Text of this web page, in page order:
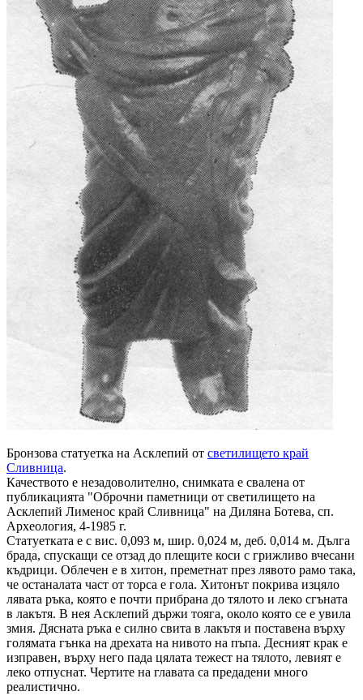
Бронзова статуетка на Асклепий от светилището край
Сливница.
Качеството е незадоволително, снимката е свалена от
публикацията "Оброчни паметници от светилището на
Асклепий Лименос край Сливница" на Диляна Ботева, сп.
Археология, 4-1985 г.
Статуетката е с вис. 0,093 м, шир. 0,024 м, деб. 0,014 м. Дълга
брада, спускащи се отзад до плещите коси с грижливо вчесани
къдрици. Облечен е в хитон, преметнат през лявото рамо така,
че останалата част от торса е гола. Хитонът покрива изцяло
лявата ръка, която е почти прибрана до тялото и леко сгъната
в лакътя. В нея Асклепий държи тояга, около която се е увила
змия. Дясната ръка е силно свита в лакътя и поставена върху
голямата гънка на дрехата на нивото на пъпа. Десният крак е
изправен, върху него пада цялата тежест на тялото, левият е
леко отпуснат. Чертите на главата са предадени много
реалистично.